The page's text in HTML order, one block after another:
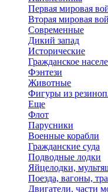
Первая мировая
Вторая мировая
Современные
Дикий запад
Исторические
Гражданское
Фэнтези
Животные
Фигуры из
Еще
Флот
Парусники
Военные корабли
Гражданские суда
Подводные лодки
Яйцелодки,
Поезда, вагоны,
Двигатели, части